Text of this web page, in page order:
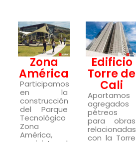
Zona
América
Participamos
en la
construcción
del Parque
Tecnológico
Zona
América,
Edificio
Torre de
Cali
Aportamos
agregados
pétreos
para obras
relacionadas
con la Torre